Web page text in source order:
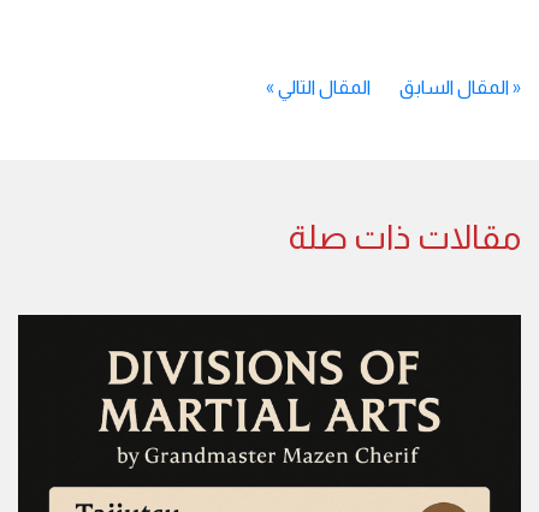
«المقال السابق المقال التالي »
مقالات ذات صلة